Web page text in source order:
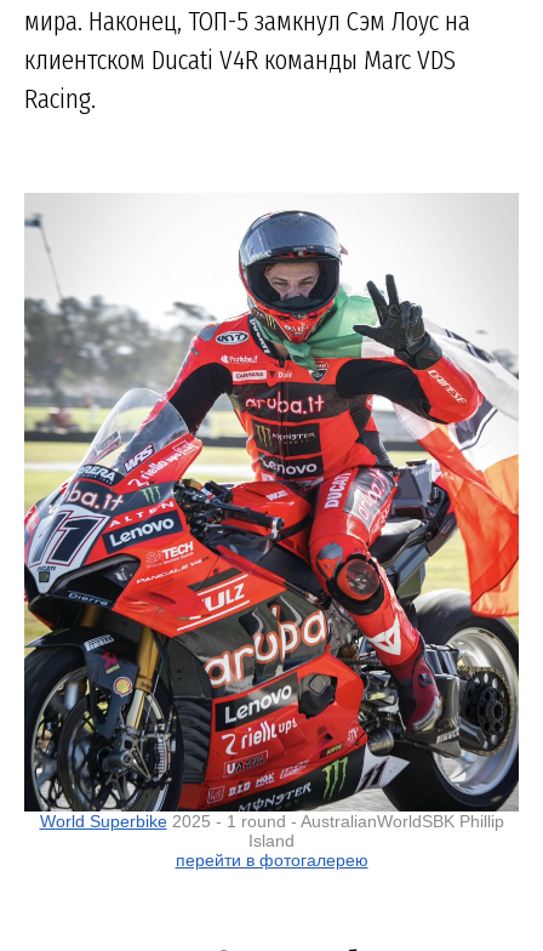
мира. Наконец, ТОП-5 замкнул Сэм Лоус на
клиентском Ducati V4R команды Marc VDS
Racing.
World Superbike2025 - 1 round - AustralianWorldSBK Phillip
Island
перейти в фотогалерею